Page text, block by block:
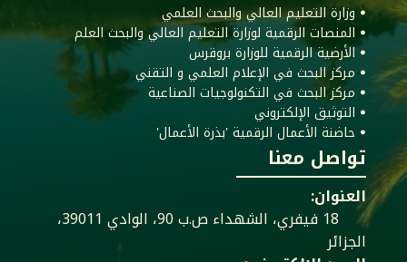
ꔷ وزارة التعليم العالي والبحث العلمي
ꔷ المنصات الرقمية لوزارة التعليم العالي والبحث العلم
ꔷ الأرضية الرقمية للوزارة بروقرس
ꔷ مركز البحث في الإعلام العلمي و التقني
ꔷ مركز البحث في التكنولوجيات الصناعية
ꔷ التوثيق الإلكتروني
ꔷ حاضنة الأعمال الرقمية 'بذرة الأعمال'
تواصل معنا
العنوان:
18 فيفري، الشهداء ص.ب 90، الوادي 39011،
الجزائر